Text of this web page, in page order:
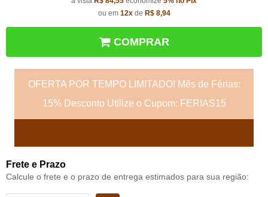
ou em 12xde R$ 8,94
COMPRAR
OFERTA POR TEMPO LIMITADO! Mês de Férias:
15% Desconto Utilize o Cupom: FERIAS15
Frete e Prazo
Calcule o frete e o prazo de entrega estimados para sua região: